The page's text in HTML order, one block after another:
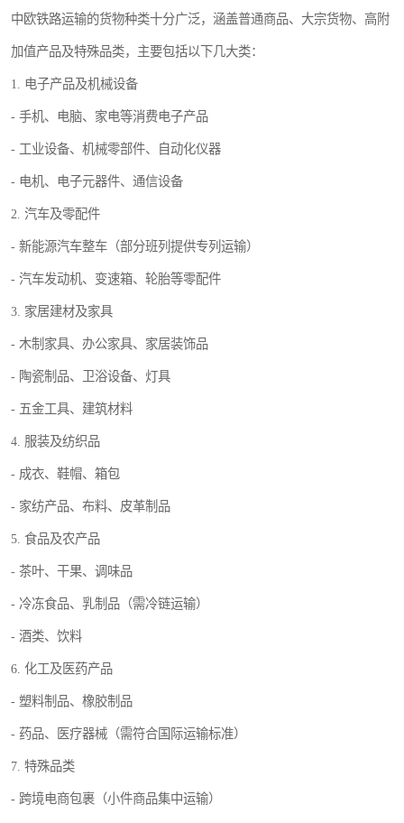
中欧铁路运输的货物种类十分广泛，涵盖普通商品、大宗货物、高附
加值产品及特殊品类，主要包括以下几大类：
1. 电子产品及机械设备
- 手机、电脑、家电等消费电子产品
- 工业设备、机械零部件、自动化仪器
- 电机、电子元器件、通信设备
2. 汽车及零配件
- 新能源汽车整车（部分班列提供专列运输）
- 汽车发动机、变速箱、轮胎等零配件
3. 家居建材及家具
- 木制家具、办公家具、家居装饰品
- 陶瓷制品、卫浴设备、灯具
- 五金工具、建筑材料
4. 服装及纺织品
- 成衣、鞋帽、箱包
- 家纺产品、布料、皮革制品
5. 食品及农产品
- 茶叶、干果、调味品
- 冷冻食品、乳制品（需冷链运输）
- 酒类、饮料
6. 化工及医药产品
- 塑料制品、橡胶制品
- 药品、医疗器械（需符合国际运输标准）
7. 特殊品类
- 跨境电商包裹（小件商品集中运输）